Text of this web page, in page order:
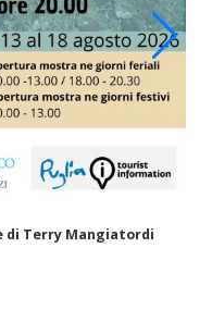
di Terry Mangiatordi